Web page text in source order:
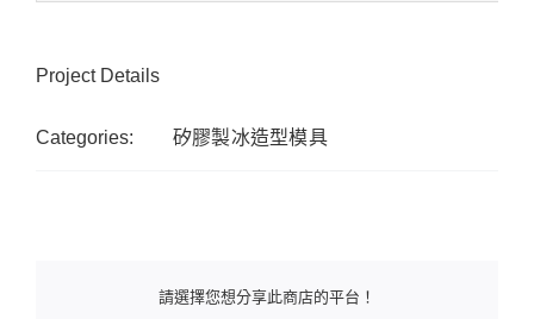
Project Details
Categories: 矽膠製冰造型模具
請選擇您想分享此商店的平台！